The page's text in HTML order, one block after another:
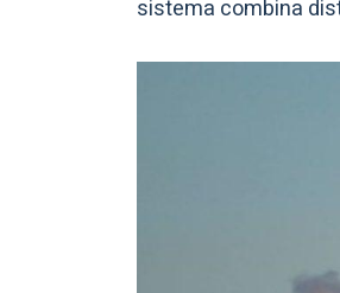
sistema combina